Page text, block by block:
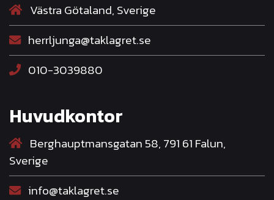
Västra Götaland, Sverige
herrljunga@taklagret.se
010-3039880
Huvudkontor
Berghauptmansgatan 58, 791 61 Falun,
Sverige
info@taklagret.se